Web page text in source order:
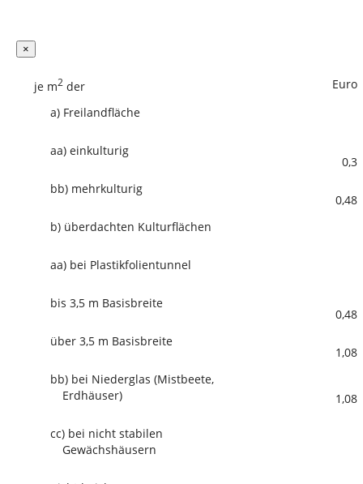
×
je m2 der
Euro
a) Freilandfläche
aa) einkulturig
0,3
bb) mehrkulturig
0,48
b) überdachten Kulturflächen
aa) bei Plastikfolientunnel
bis 3,5 m Basisbreite
0,48
über 3,5 m Basisbreite
1,08
bb) bei Niederglas (Mistbeete,
Erdhäuser)
1,08
cc) bei nicht stabilen
Gewächshäusern